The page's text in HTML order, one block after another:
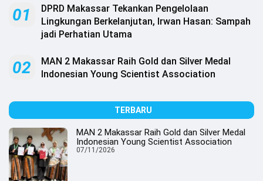
Djournalist.com
.01
DPRD Makassar Tekankan Pengelolaan
Lingkungan Berkelanjutan, Irwan Hasan: Sampah
jadi Perhatian Utama
02
MAN 2 Makassar Raih Gold dan Silver Medal
Indonesian Young Scientist Association
TERBARU
MAN 2 Makassar Raih Gold dan Silver Medal
Indonesian Young Scientist Association
07/11/2026